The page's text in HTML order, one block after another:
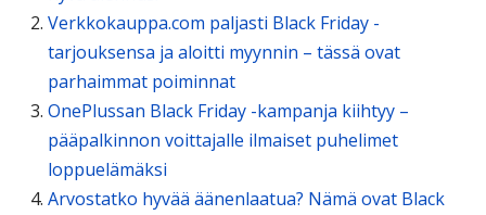
Verkkokauppa.com paljasti Black Friday -
tarjouksensa ja aloitti myynnin – tässä ovat
parhaimmat poiminnat
OnePlussan Black Friday -kampanja kiihtyy –
pääpalkinnon voittajalle ilmaiset puhelimet
loppuelämäksi
Arvostatko hyvää äänenlaatua? Nämä ovat Black